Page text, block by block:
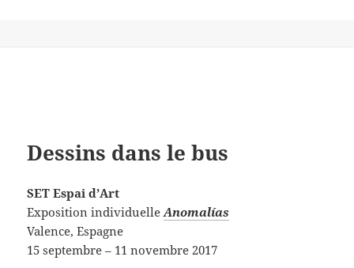
Dessins dans le bus
SET Espai d’Art
Exposition individuelleAnomalías
Valence, Espagne
15 septembre – 11 novembre 2017